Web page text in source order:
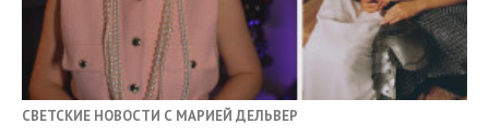
СВЕТСКИЕ НОВОСТИ С МАРИЕЙ ДЕЛЬВЕР